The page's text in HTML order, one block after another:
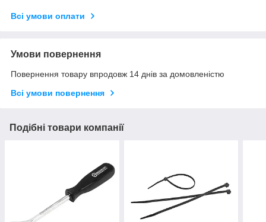
Всі умови оплати
Умови повернення
Повернення товару впродовж 14 днів за домовленістю
Всі умови повернення
Подібні товари компанії